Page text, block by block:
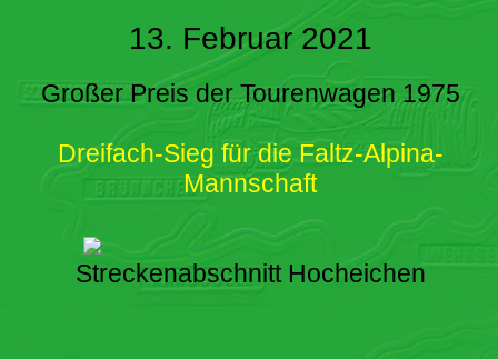
13. Februar 2021
Großer Preis der Tourenwagen 1975
Dreifach-Sieg für die Faltz-Alpina-
Mannschaft
Streckenabschnitt Hocheichen